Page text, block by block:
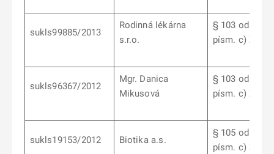
sukls99885/2013
Rodinná lékárna
s.r.o.
§ 103 odst. 6
písm. c) ZoL
sukls96367/2012
Mgr. Danica
Mikusová
§ 103 odst. 9
písm. c) ZoL
sukls19153/2012 Biotika a.s.
§ 105 odst. 5
písm. c) ZoL